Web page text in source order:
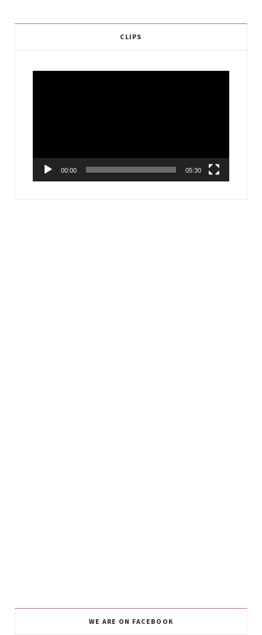
CLIPS
00:00 05:30
WE ARE ON FACEBOOK